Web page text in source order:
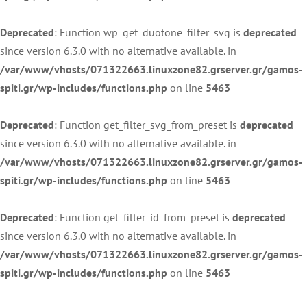
Deprecated: Function wp_get_duotone_filter_svg is deprecated
since version 6.3.0 with no alternative available. in
/var/www/vhosts/071322663.linuxzone82.grserver.gr/gamos-
spiti.gr/wp-includes/functions.php on line 5463
Deprecated: Function get_filter_svg_from_preset is deprecated
since version 6.3.0 with no alternative available. in
/var/www/vhosts/071322663.linuxzone82.grserver.gr/gamos-
spiti.gr/wp-includes/functions.php on line 5463
Deprecated: Function get_filter_id_from_preset is deprecated
since version 6.3.0 with no alternative available. in
/var/www/vhosts/071322663.linuxzone82.grserver.gr/gamos-
spiti.gr/wp-includes/functions.php on line 5463